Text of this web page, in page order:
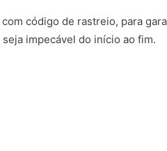
código de rastreio, para
impecável do início ao fim.